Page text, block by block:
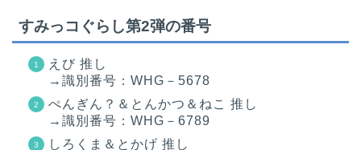
すみっコぐらし第2弾の番号
えび 推し
→識別番号：WHG－5678
ぺんぎん？＆とんかつ＆ねこ 推し
→識別番号：WHG－6789
しろくま＆とかげ 推し